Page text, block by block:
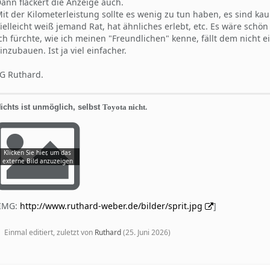
der Kilometerleistung sollte es wenig zu tun haben, es sind
weiß jemand Rat, hat ähnliches erlebt, etc. Es wäre
fürchte, wie ich meinen "Freundlichen" kenne, fällt dem nicht
Ist ja viel einfacher.
Ruthard.
ist unmöglich, selbst Toyota nicht.
http://www.ruthard-weber.de/bilder/sprit.jpg ]
Einmal editiert, zuletzt von Ruthard(25. Juni 2026)